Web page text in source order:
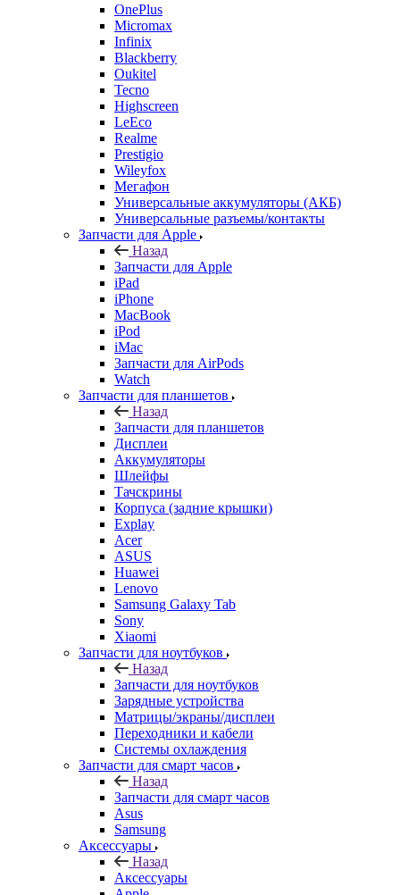
OnePlus
Micromax
Infinix
Blackberry
Oukitel
Tecno
Highscreen
LeEco
Realme
Prestigio
Wileyfox
Мегафон
Универсальные аккумуляторы (АКБ)
Универсальные разъемы/контакты
Запчасти для Apple
Назад
Запчасти для Apple
iPad
iPhone
MacBook
iPod
iMac
Запчасти для AirPods
Watch
Запчасти для планшетов
Назад
Запчасти для планшетов
Дисплеи
Аккумуляторы
Шлейфы
Тачскрины
Корпуса (задние крышки)
Explay
Acer
ASUS
Huawei
Lenovo
Samsung Galaxy Tab
Sony
Xiaomi
Запчасти для ноутбуков
Назад
Запчасти для ноутбуков
Зарядные устройства
Матрицы/экраны/дисплеи
Переходники и кабели
Системы охлаждения
Запчасти для смарт часов
Назад
Запчасти для смарт часов
Asus
Samsung
Аксессуары
Назад
Аксессуары